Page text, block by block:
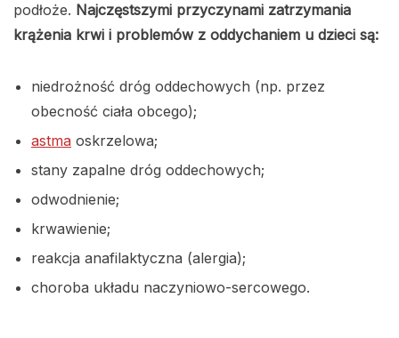
podłoże. Najczęstszymi przyczynami zatrzymania
krążenia krwi i problemów z oddychaniem u dzieci są:
niedrożność dróg oddechowych (np. przez
obecność ciała obcego);
astma oskrzelowa;
stany zapalne dróg oddechowych;
odwodnienie;
krwawienie;
reakcja anafilaktyczna (alergia);
choroba układu naczyniowo-sercowego.